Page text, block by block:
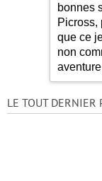
bonnes
Picross,
que ce
non
LE TOUT DERNIER